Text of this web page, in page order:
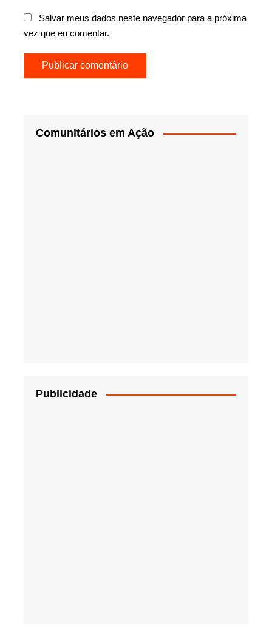
Salvar meus dados neste navegador para a próxima
vez que eu comentar.
Comunitários em Ação
Publicidade